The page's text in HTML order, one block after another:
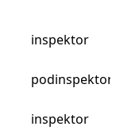
inspektor
podinspektor
inspektor